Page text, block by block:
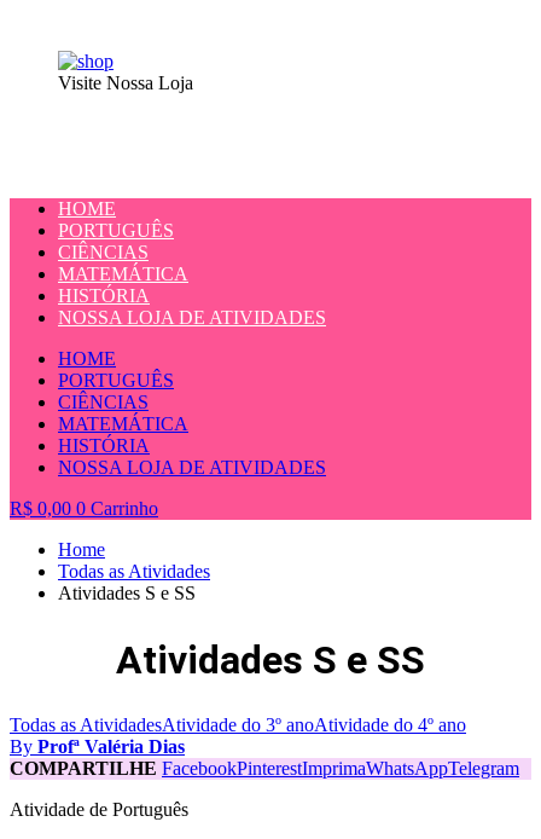
Visite Nossa Loja
HOME
PORTUGUÊS
CIÊNCIAS
MATEMÁTICA
HISTÓRIA
NOSSA LOJA DE ATIVIDADES
HOME
PORTUGUÊS
CIÊNCIAS
MATEMÁTICA
HISTÓRIA
NOSSA LOJA DE ATIVIDADES
R$ 0,00 0 Carrinho
Home
Todas as Atividades
Atividades S e SS
Atividades S e SS
Todas as AtividadesAtividade do 3º anoAtividade do 4º ano
By Profª Valéria Dias
COMPARTILHE FacebookPinterestImprimaWhatsAppTelegram
Atividade de Português